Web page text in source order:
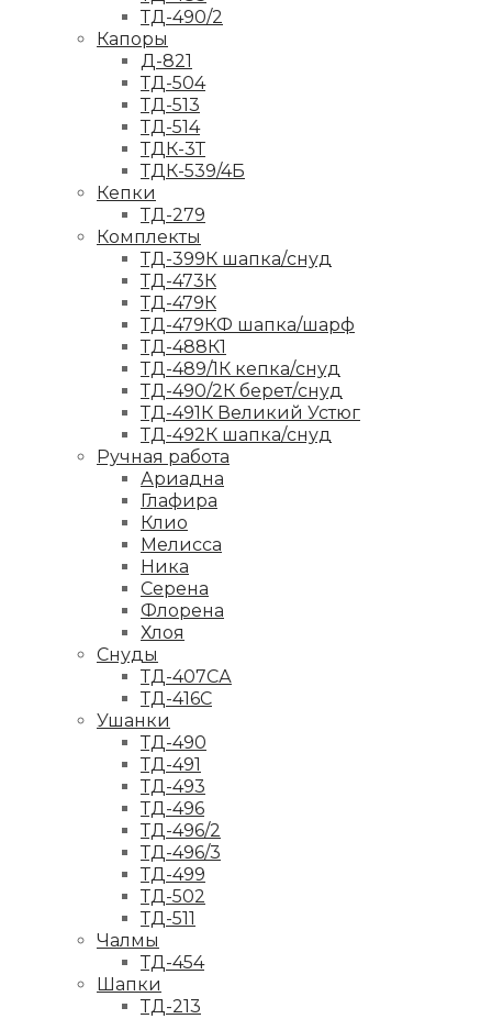
ТД-490/2
Капоры
Д-821
ТД-504
ТД-513
ТД-514
ТДК-3Т
ТДК-539/4Б
Кепки
ТД-279
Комплекты
ТД-399К шапка/снуд
ТД-473К
ТД-479К
ТД-479КФ шапка/шарф
ТД-488К1
ТД-489/1К кепка/снуд
ТД-490/2К берет/снуд
ТД-491К Великий Устюг
ТД-492К шапка/снуд
Ручная работа
Ариадна
Глафира
Клио
Мелисса
Ника
Серена
Флорена
Хлоя
Снуды
ТД-407СА
ТД-416С
Ушанки
ТД-490
ТД-491
ТД-493
ТД-496
ТД-496/2
ТД-496/3
ТД-499
ТД-502
ТД-511
Чалмы
ТД-454
Шапки
ТД-213